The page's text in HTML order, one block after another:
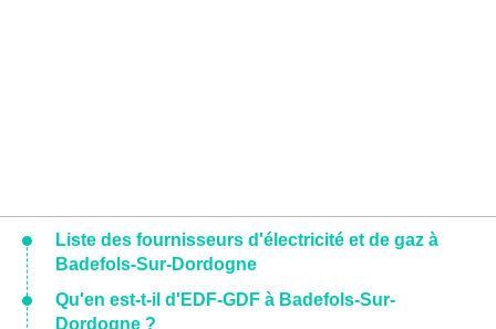
Liste des fournisseurs d'électricité et de gaz à
Badefols-Sur-Dordogne
Qu'en est-t-il d'EDF-GDF à Badefols-Sur-
Dordogne ?